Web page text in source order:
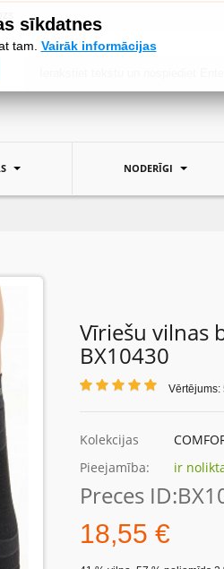
sīkdatnes
tam. Vairāk informācijas
NODERĪGI
Vīriešu vilnas
BX10430
Vērtējums:
Kolekcijas
Pieejamība:
ir
Preces ID:
18,55 €